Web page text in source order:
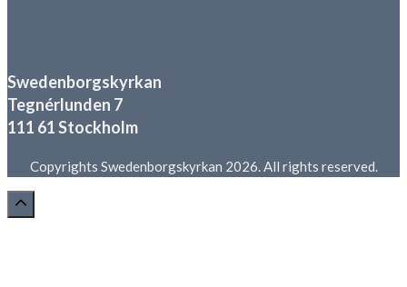
Swedenborgskyrkan
Tegnérlunden 7
111 61 Stockholm
Copyrights Swedenborgskyrkan 2026. All rights reserved.